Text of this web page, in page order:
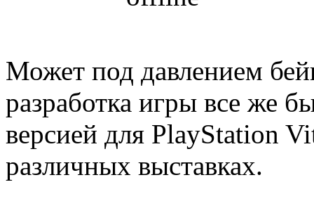
Может под давлением
разработка игры все же
версией для PlayStation
различных выставках.